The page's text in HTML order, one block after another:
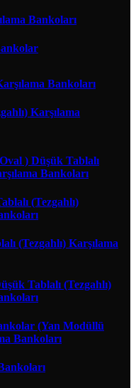
Bankoları
Bankoları
Karşılama
) Düşük Tablalı
Bankoları
(Tezgahlı)
(Tezgahlı) Karşılama
Tablalı (Tezgahlı)
(Yan Modüllü
Bankoları